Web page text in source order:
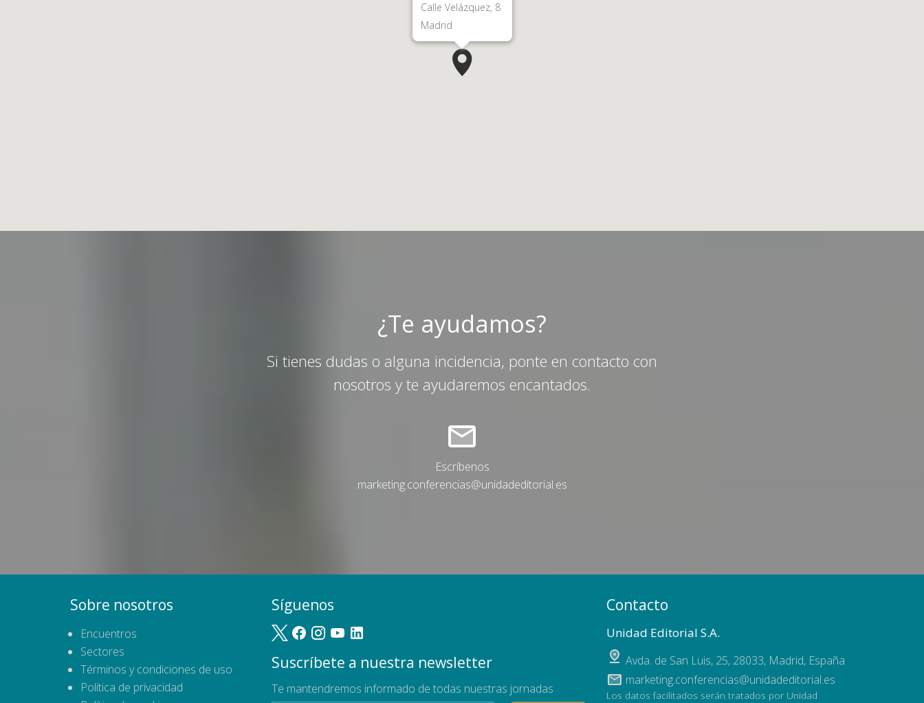
Calle Velázquez, 8
Madrid
¿Te ayudamos?
Si tienes dudas o alguna incidencia, ponte en contacto con
nosotros y te ayudaremos encantados.
Escríbenos
marketing.conferencias@unidadeditorial.es
Sobre nosotros
Encuentros
Sectores
Términos y condiciones de uso
Política de privacidad
Síguenos
Suscríbete a nuestra newsletter
Te mantendremos informado de todas nuestras jornadas
Contacto
Unidad Editorial S.A.
Avda. de San Luis, 25, 28033, Madrid, España
marketing.conferencias@unidadeditorial.es
Los datos facilitados serán tratados por Unidad